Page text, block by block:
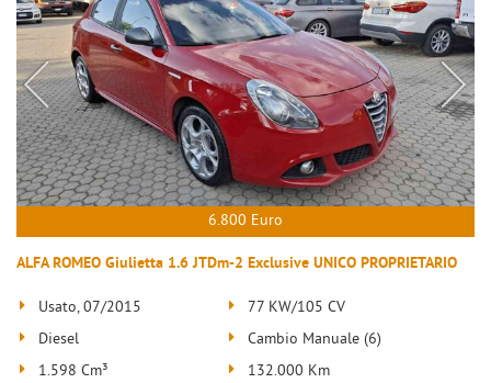
6.800 Euro
ALFA ROMEO Giulietta 1.6 JTDm-2 Exclusive UNICO PROPRIETARIO
Usato, 07/2015
77 KW/105 CV
Diesel
Cambio Manuale (6)
1.598 Cm³
132.000 Km